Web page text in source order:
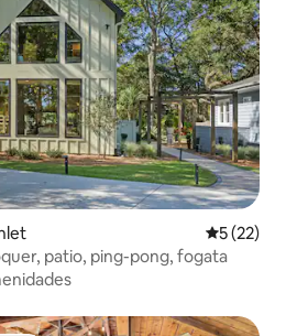
5 (22)
patio, ping-pong, fogata